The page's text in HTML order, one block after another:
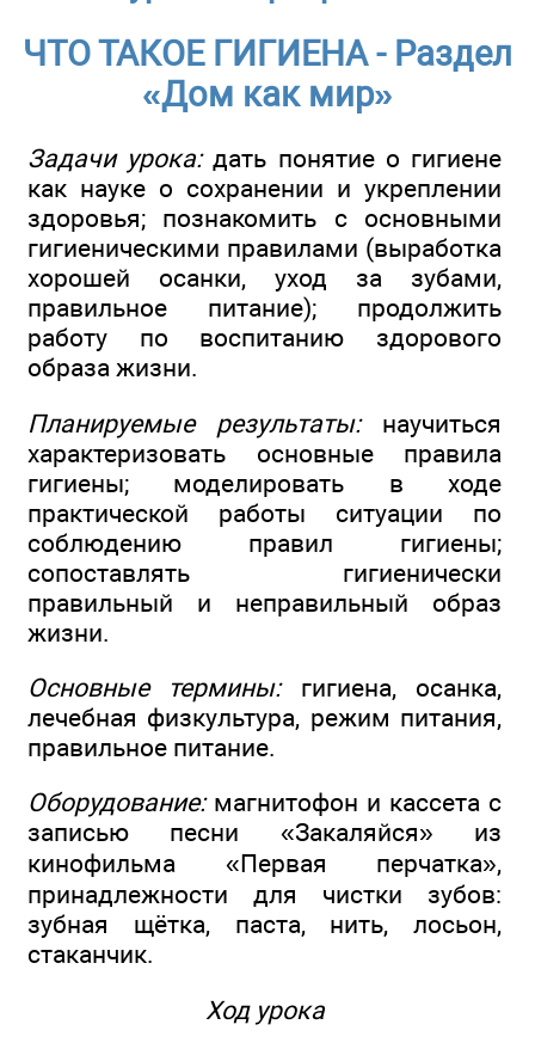
ЧТО ТАКОЕ ГИГИЕНА - Раздел
«Дом как мир»
Задачи урока:дать понятие о гигиене
как науке о сохранении и укреплении
здоровья; познакомить с основными
гигиеническими правилами (выработка
хорошей осанки, уход за зубами,
правильное питание); продолжить
работу по воспитанию здорового
образа жизни.
Планируемые результаты:научиться
характеризовать основные правила
гигиены; моделировать в ходе
практической работы ситуации по
соблюдению правил гигиены;
сопоставлять гигиенически
правильный и неправильный образ
жизни.
Основные термины:гигиена, осанка,
лечебная физкультура, режим питания,
правильное питание.
Оборудование:магнитофон и кассета с
записью песни «Закаляйся» из
кинофильма «Первая перчатка»,
принадлежности для чистки зубов:
зубная щётка, паста, нить, лосьон,
стаканчик.
Ход урока